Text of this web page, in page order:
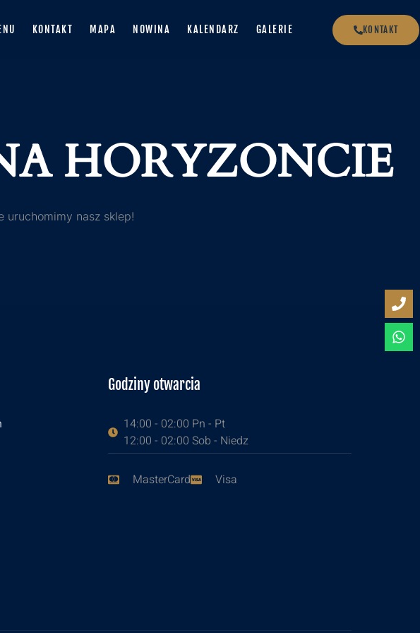
KONTAKT MAPA NOWINA KALENDARZ GALERIE KONTAKT
HORYZONCIE
uruchomimy nasz sklep!
Godziny otwarcia
14:00 - 02:00 Pn - Pt
12:00 - 02:00 Sob - Niedz
MasterCard Visa